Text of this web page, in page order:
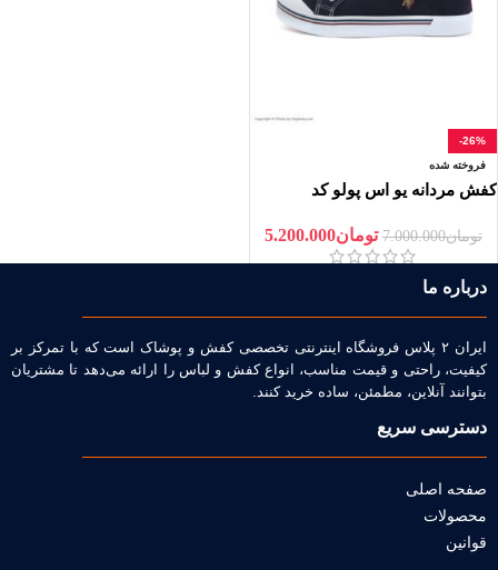
-26%
فروخته شده
کفش مردانه یو اس پولو کد
تومان7.000.000 تومان5.200.000
درباره ما
ایران ۲ پلاس فروشگاه اینترنتی تخصصی کفش و پوشاک است که با تمرکز بر
کیفیت، راحتی و قیمت مناسب، انواع کفش و لباس را ارائه می‌دهد تا مشتریان
بتوانند آنلاین، مطمئن، ساده خرید کنند.
دسترسی سریع
صفحه اصلی
محصولات
قوانین